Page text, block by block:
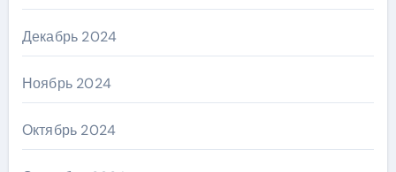
Декабрь 2024
Ноябрь 2024
Октябрь 2024